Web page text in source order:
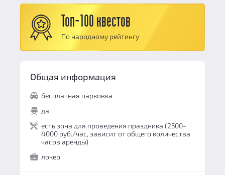
Персонал и безопасность:
Общий балл:
Топ-100 квестов
По народному рейтингу
Общая информация
бесплатная парковка
да
есть зона для проведения праздника (2500-
4000 руб./час, зависит от общего количества
часов аренды)
локер